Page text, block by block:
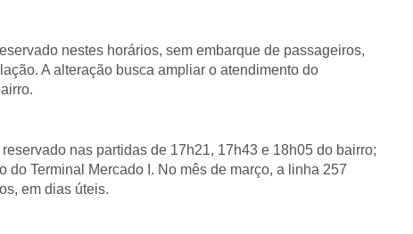
nestes horários, sem embarque de passageiros,
A alteração busca ampliar o atendimento do
nas partidas de 17h21, 17h43 e 18h05 do bairro;
do Terminal Mercado I. No mês de março, a linha 257
em dias úteis.